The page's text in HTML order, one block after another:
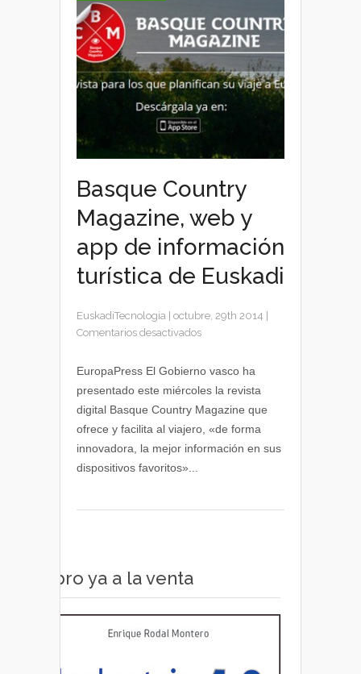
Basque Country
Magazine, web y
app de información
turística de Euskadi
EuskadiTecnologia octubre, 29th 2014
Comentarios desactivadosen
y
app
de
EuropaPress El Gobierno vasco ha
presentado este miércoles la revista
digital Basque Country Magazine que
ofrece y facilita al viajero, «de forma
innovadora, la mejor información en sus
dispositivos favoritos»...
Libro ya a la venta